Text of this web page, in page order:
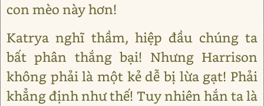
con mèo này hơn!
Katrya nghĩ thầm, hiệp đầu chúng ta
bất phân thắng bại! Nhưng Harrison
không phải là một kẻ dễ bị lừa gạt! Phải
khẳng định như thế! Tuy nhiên hắn ta là